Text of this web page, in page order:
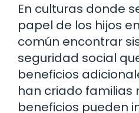
En culturas donde
papel de los hijos
común encontrar
seguridad social
beneficios
han criado familias
beneficios pueden